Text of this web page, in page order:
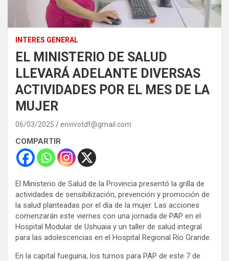
INTERES GENERAL
EL MINISTERIO DE SALUD
LLEVARÁ ADELANTE DIVERSAS
ACTIVIDADES POR EL MES DE LA
MUJER
06/03/2025 envivotdf@gmail.com
COMPARTIR
El Ministerio de Salud de la Provincia presentó la grilla de
actividades de sensibilización, prevención y promoción de
la salud planteadas por el día de la mujer. Las acciones
comenzarán este viernes con una jornada de PAP en el
Hospital Modular de Ushuaia y un taller de salud integral
para las adolescencias en el Hospital Regional Río Grande.
En la capital fueguina, los turnos para PAP de este 7 de